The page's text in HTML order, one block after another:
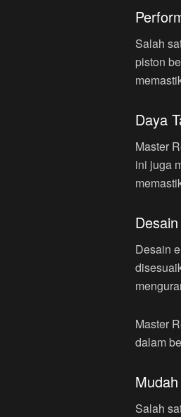
Salah
piston
Daya
Master
ini juga
Desain
Master
dalam
Salah